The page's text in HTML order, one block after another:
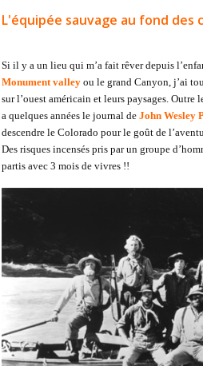
L'équipée sauvage au fond des
Si il y a un lieu qui m’a fait rêver depuis
Monument valley ou le grand Canyon, j’ai
sur l’ouest américain et leurs paysages. Outre
a quelques années le journal de John Wesley
descendre le Colorado pour le goût de
Des risques incensés pris par un groupe
partis avec 3 mois de vivres !!